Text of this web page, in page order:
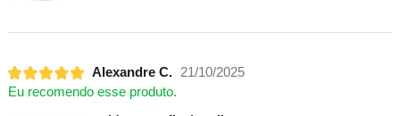
Alexandre C. 21/10/2025
Eu recomendo esse produto.